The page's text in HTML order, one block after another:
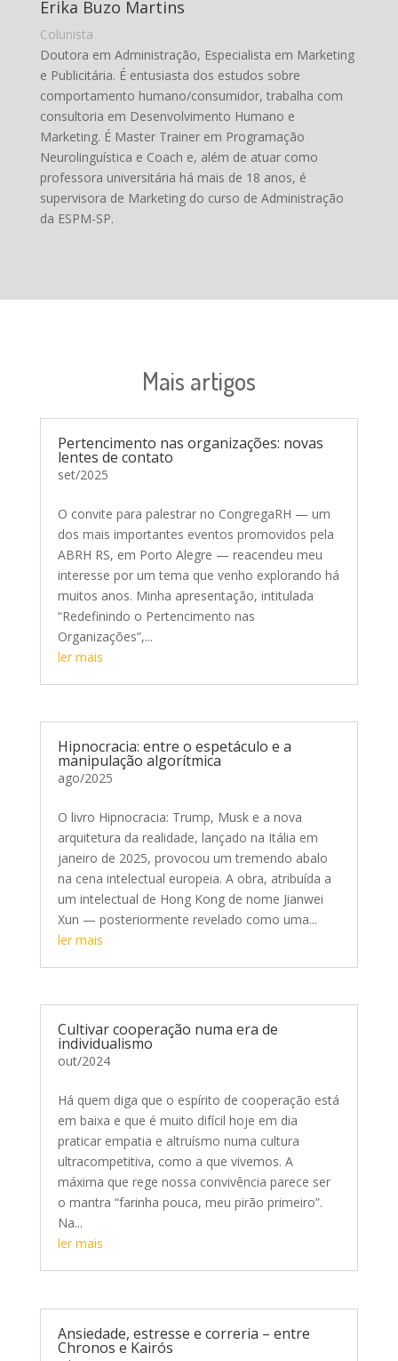
Erika Buzo Martins
Colunista
Doutora em Administração, Especialista em Marketing
e Publicitária. É entusiasta dos estudos sobre
comportamento humano/consumidor, trabalha com
consultoria em Desenvolvimento Humano e
Marketing. É Master Trainer em Programação
Neurolinguística e Coach e, além de atuar como
professora universitária há mais de 18 anos, é
supervisora de Marketing do curso de Administração
da ESPM-SP.
Mais artigos
Pertencimento nas organizações: novas
lentes de contato
set/2025
O convite para palestrar no CongregaRH — um
dos mais importantes eventos promovidos pela
ABRH RS, em Porto Alegre — reacendeu meu
interesse por um tema que venho explorando há
muitos anos. Minha apresentação, intitulada
“Redefinindo o Pertencimento nas
Organizações”,...
ler mais
Hipnocracia: entre o espetáculo e a
manipulação algorítmica
ago/2025
O livro Hipnocracia: Trump, Musk e a nova
arquitetura da realidade, lançado na Itália em
janeiro de 2025, provocou um tremendo abalo
na cena intelectual europeia. A obra, atribuída a
um intelectual de Hong Kong de nome Jianwei
Xun — posteriormente revelado como uma...
ler mais
Cultivar cooperação numa era de
individualismo
out/2024
Há quem diga que o espírito de cooperação está
em baixa e que é muito difícil hoje em dia
praticar empatia e altruísmo numa cultura
ultracompetitiva, como a que vivemos. A
máxima que rege nossa convivência parece ser
o mantra “farinha pouca, meu pirão primeiro”.
Na...
ler mais
Ansiedade, estresse e correria – entre
Chronos e Kairós